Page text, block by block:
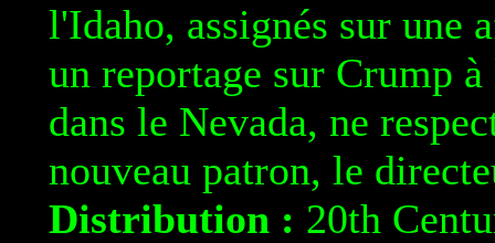
l'Idaho, assignés sur une
un reportage sur Crump
dans le Nevada, ne
nouveau patron, le
Distribution : 20th